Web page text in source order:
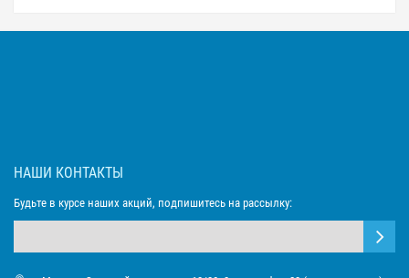
НАШИ КОНТАКТЫ
Будьте в курсе наших акций, подпишитесь на рассылку: